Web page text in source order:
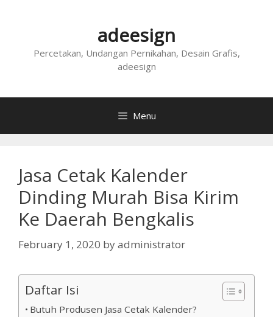
adeesign
Percetakan, Undangan Pernikahan, Desain Grafis,
adeesign
Menu
Jasa Cetak Kalender
Dinding Murah Bisa Kirim
Ke Daerah Bengkalis
February 1, 2020 byadministrator
Daftar Isi
Butuh Produsen Jasa Cetak Kalender?